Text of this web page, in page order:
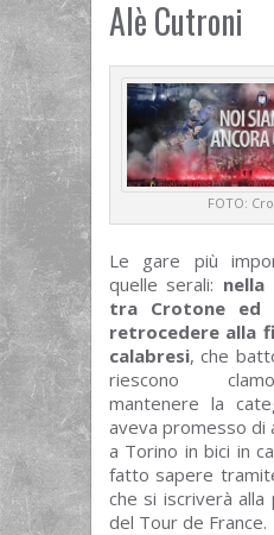
Alè Cutroni
FOTO:
Le gare più
quelle serali: nella
tra Crotone ed
retrocedere alla
calabresi, che
riescono
mantenere la
aveva promesso di
a Torino in bici in
fatto sapere
che si iscriverà
del Tour de France.